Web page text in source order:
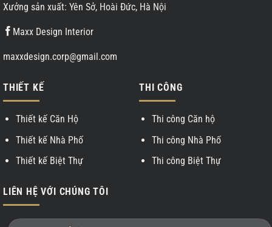
Xưởng sản xuất: Yên Sở, Hoài Đức, Hà Nội
Maxx Design Interior
maxxdesign.corp@gmail.com
THIẾT KẾ
Thiết kế Căn Hộ
Thiết kế Nhà Phố
Thiết kế Biệt Thự
THI CÔNG
Thi công Căn hộ
Thi công Nhà Phố
Thi công Biệt Thự
LIÊN HỆ VỚI CHÚNG TÔI